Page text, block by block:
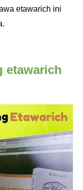
etawarich ini
etawarich